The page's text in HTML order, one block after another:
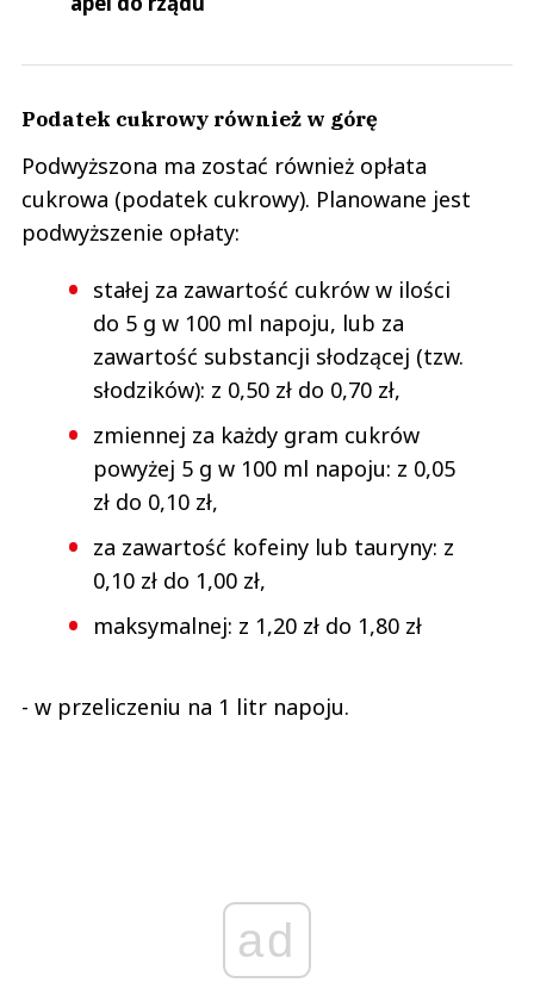
Podatek cukrowy również w górę
Podwyższona ma zostać również opłata
cukrowa (podatek cukrowy). Planowane jest
podwyższenie opłaty:
stałej za zawartość cukrów w ilości
do 5 g w 100 ml napoju, lub za
zawartość substancji słodzącej (tzw.
słodzików): z 0,50 zł do 0,70 zł,
zmiennej za każdy gram cukrów
powyżej 5 g w 100 ml napoju: z 0,05
zł do 0,10 zł,
za zawartość kofeiny lub tauryny: z
0,10 zł do 1,00 zł,
maksymalnej: z 1,20 zł do 1,80 zł
- w przeliczeniu na 1 litr napoju.
ad